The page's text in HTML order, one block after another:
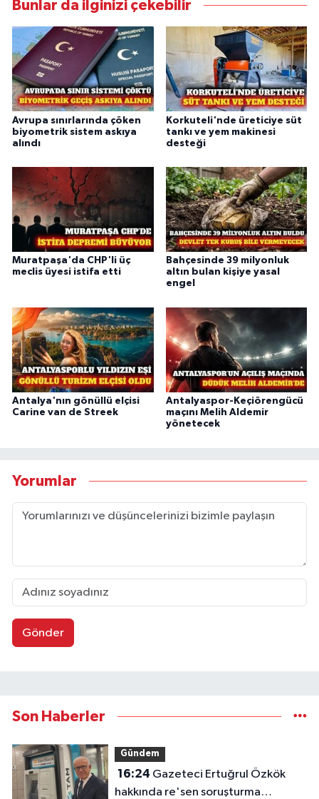
Bunlar da ilginizi çekebilir
Avrupa sınırlarında çöken
biyometrik sistem askıya
alındı
Korkuteli'nde üreticiye süt
tankı ve yem makinesi
desteği
Muratpaşa'da CHP'li üç
meclis üyesi istifa etti
Bahçesinde 39 milyonluk
altın bulan kişiye yasal
engel
Antalya'nın gönüllü elçisi
Carine van de Streek
Antalyaspor-Keçiörengücü
maçını Melih Aldemir
yönetecek
Yorumlar
Gönder
Son Haberler
Gündem
16:24
hakkında re'sen soruşturma